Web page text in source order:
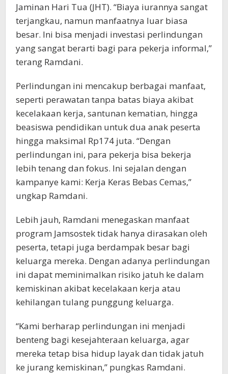
Jaminan Hari Tua (JHT). “Biaya iurannya sangat
terjangkau, namun manfaatnya luar biasa
besar. Ini bisa menjadi investasi perlindungan
yang sangat berarti bagi para pekerja informal,”
terang Ramdani.
Perlindungan ini mencakup berbagai manfaat,
seperti perawatan tanpa batas biaya akibat
kecelakaan kerja, santunan kematian, hingga
beasiswa pendidikan untuk dua anak peserta
hingga maksimal Rp174 juta. “Dengan
perlindungan ini, para pekerja bisa bekerja
lebih tenang dan fokus. Ini sejalan dengan
kampanye kami: Kerja Keras Bebas Cemas,”
ungkap Ramdani.
Lebih jauh, Ramdani menegaskan manfaat
program Jamsostek tidak hanya dirasakan oleh
peserta, tetapi juga berdampak besar bagi
keluarga mereka. Dengan adanya perlindungan
ini dapat meminimalkan risiko jatuh ke dalam
kemiskinan akibat kecelakaan kerja atau
kehilangan tulang punggung keluarga.
“Kami berharap perlindungan ini menjadi
benteng bagi kesejahteraan keluarga, agar
mereka tetap bisa hidup layak dan tidak jatuh
ke jurang kemiskinan,” pungkas Ramdani.